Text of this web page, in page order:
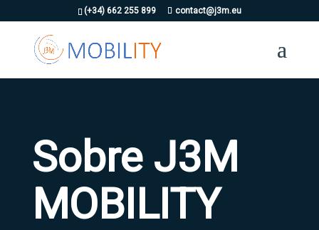
(+34) 662 255 899 contact@j3m.eu
Sobre J3M
MOBILITY